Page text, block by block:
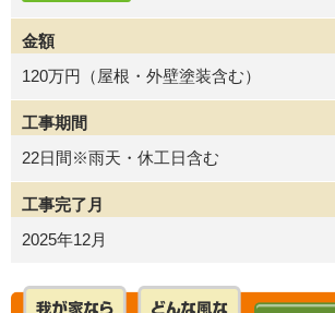
金額
120万円（屋根・外壁塗装含む）
工事期間
22日間※雨天・休工日含む
工事完了月
2025年12月